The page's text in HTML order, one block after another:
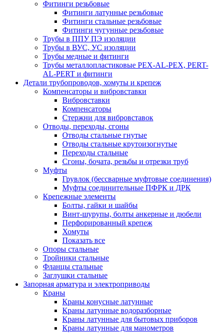
Фитинги резьбовые
Фитинги латунные резьбовые
Фитинги стальные резьбовые
Фитинги чугунные резьбовые
Трубы в ППУ ПЭ изоляции
Трубы в ВУС, УС изоляции
Трубы медные и фитинги
Трубы металлопластиковые PEX-AL-PEX, PERT-
AL-PERT и фитинги
Детали трубопроводов, хомуты и крепеж
Компенсаторы и вибровставки
Вибровставки
Компенсаторы
Стержни для вибровставок
Отводы, переходы, сгоны
Отводы стальные гнутые
Отводы стальные крутоизогнутые
Переходы стальные
Сгоны, бочата, резьбы и отрезки труб
Муфты
Грувлок (бессварные муфтовые соединения)
Муфты соединительные ПФРК и ДРК
Крепежные элементы
Болты, гайки и шайбы
Винт-шурупы, болты анкерные и дюбели
Перфорированный крепеж
Хомуты
Показать все
Опоры стальные
Тройники стальные
Фланцы стальные
Заглушки стальные
Запорная арматура и электроприводы
Краны
Краны конусные латунные
Краны латунные водоразборные
Краны латунные для бытовых приборов
Краны латунные для манометров